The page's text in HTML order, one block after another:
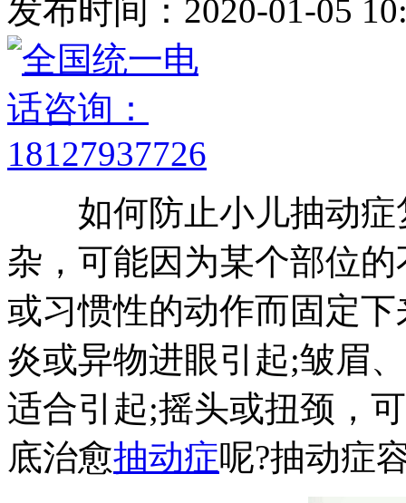
发布时间：2020-01-05
如何防止小儿抽动症
杂，可能因为某个部位
或习惯性的动作而固定
炎或异物进眼引起;皱眉
适合引起;摇头或扭颈，
底治愈抽动症呢?抽动症